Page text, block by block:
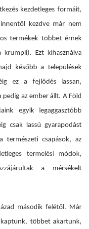
kezdetleges formáit,
kezdve már nem
termékek többet érnek
Ezt kihasználva
később a települések
ez a fejlődés lassan,
az ember állt. A Föld
egyik legaggasztóbb
csak lassú gyarapodást
csapások, az
termelési módok,
a mérsékelt
második felétől. Már
többet akartunk,